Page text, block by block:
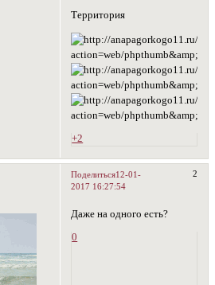
Территория
+2
Поделиться 2
12-01-
2017 16:27:54
Даже на одного есть?
0